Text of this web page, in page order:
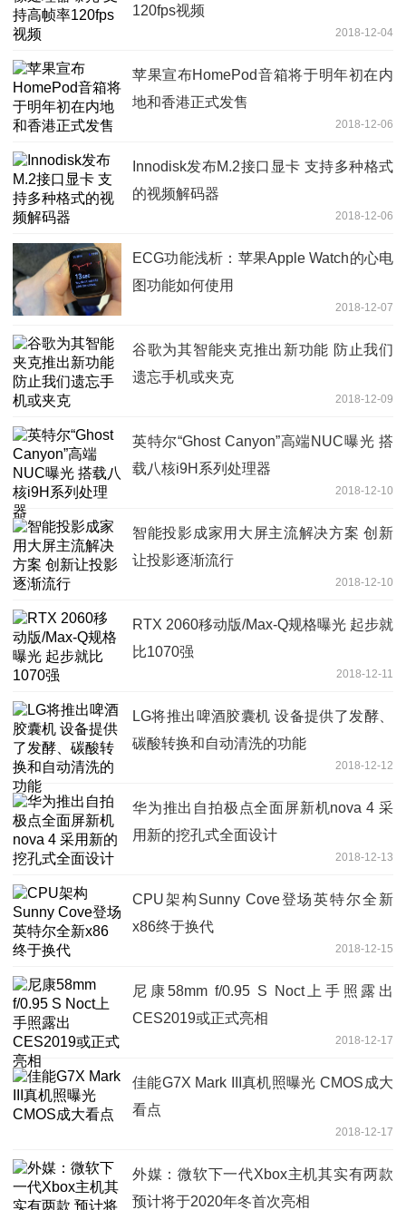
120fps视频
2018-12-04
苹果宣布HomePod音箱将于明年初在内
地和香港正式发售
2018-12-06
Innodisk发布M.2接口显卡 支持多种格式
的视频解码器
2018-12-06
ECG功能浅析：苹果Apple Watch的心电
图功能如何使用
2018-12-07
谷歌为其智能夹克推出新功能 防止我们
遗忘手机或夹克
2018-12-09
英特尔“Ghost Canyon”高端NUC曝光 搭
载八核i9H系列处理器
2018-12-10
智能投影成家用大屏主流解决方案 创新
让投影逐渐流行
2018-12-10
RTX 2060移动版/Max-Q规格曝光 起步就
比1070强
2018-12-11
LG将推出啤酒胶囊机 设备提供了发酵、
碳酸转换和自动清洗的功能
2018-12-12
华为推出自拍极点全面屏新机nova 4 采
用新的挖孔式全面设计
2018-12-13
CPU架构Sunny Cove登场英特尔全新
x86终于换代
2018-12-15
尼康58mm f/0.95 S Noct上手照露出
CES2019或正式亮相
2018-12-17
佳能G7X Mark III真机照曝光 CMOS成大
看点
2018-12-17
外媒：微软下一代Xbox主机其实有两款
预计将于2020年冬首次亮相